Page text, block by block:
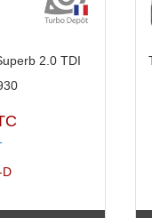
2.0 TDI
D